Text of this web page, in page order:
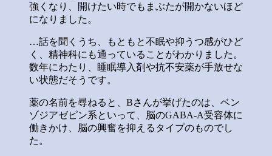
強くなり、開けたい時でもまぶたが開かないほど
になりました。
…話を聞くうち、もともと不眠や抑うつ感がひど
く、精神科にも通っていることがわかりました。
数年にわたり、睡眠導入剤や抗不安薬が手放せな
い状態だそうです。
薬の名前を尋ねると、Bさんが挙げたのは、ベン
ゾジアゼピン系といって、脳のGABA-A受容体に
働きかけ、脳の興奮を抑えるタイプのものでし
た。